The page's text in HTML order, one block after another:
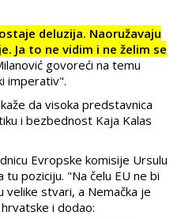
deluzija. Naoružavaju
Ja to ne vidim i ne želim se
govoreći na temu
imperativ".
da visoka predstavnica
i bezbednost Kaja Kalas
Evropske komisije Ursulu
poziciju. "Na čelu EU ne bi
stvari, a Nemačka je
i dodao: